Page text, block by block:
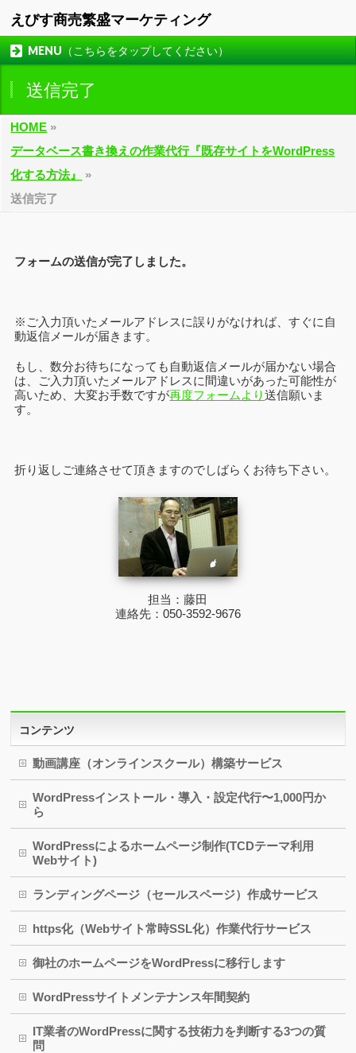
えびす商売繁盛マーケティング
MENU（こちらをタップしてください）
送信完了
HOME »
データベース書き換えの作業代行『既存サイトをWordPress
化する方法』
»
送信完了
フォームの送信が完了しました。
※ご入力頂いたメールアドレスに誤りがなければ、すぐに自
動返信メールが届きます。
もし、数分お待ちになっても自動返信メールが届かない場合
は、ご入力頂いたメールアドレスに間違いがあった可能性が
高いため、大変お手数ですが再度フォームより送信願いま
す。
折り返しご連絡させて頂きますのでしばらくお待ち下さい。
担当：藤田
連絡先：050-3592-9676
コンテンツ
動画講座（オンラインスクール）構築サービス
WordPressインストール・導入・設定代行〜1,000円か
ら
WordPressによるホームページ制作(TCDテーマ利用
Webサイト)
ランディングページ（セールスページ）作成サービス
https化（Webサイト常時SSL化）作業代行サービス
御社のホームページをWordPressに移行します
WordPressサイトメンテナンス年間契約
IT業者のWordPressに関する技術力を判断する3つの質
問